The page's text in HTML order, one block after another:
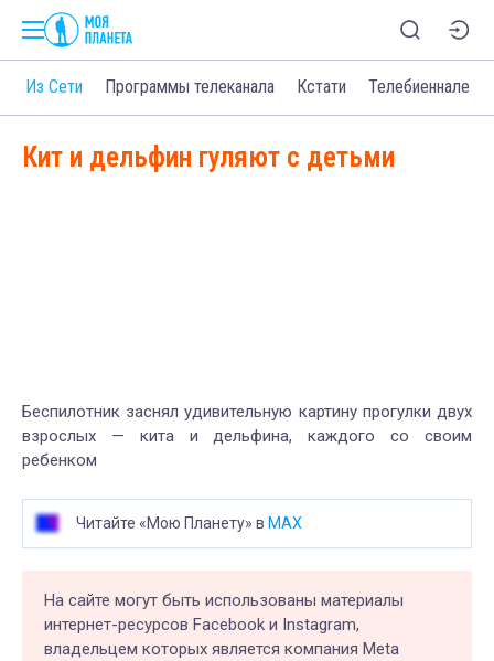
Из Сети Программы телеканала Кстати Телебиеннале
Кит и дельфин гуляют с детьми
Беспилотник заснял удивительную картину прогулки двух
взрослых — кита и дельфина, каждого со своим
ребенком
Читайте «Мою Планету» в MAX
На сайте могут быть использованы материалы
интернет-ресурсов Facebook и Instagram,
владельцем которых является компания Meta